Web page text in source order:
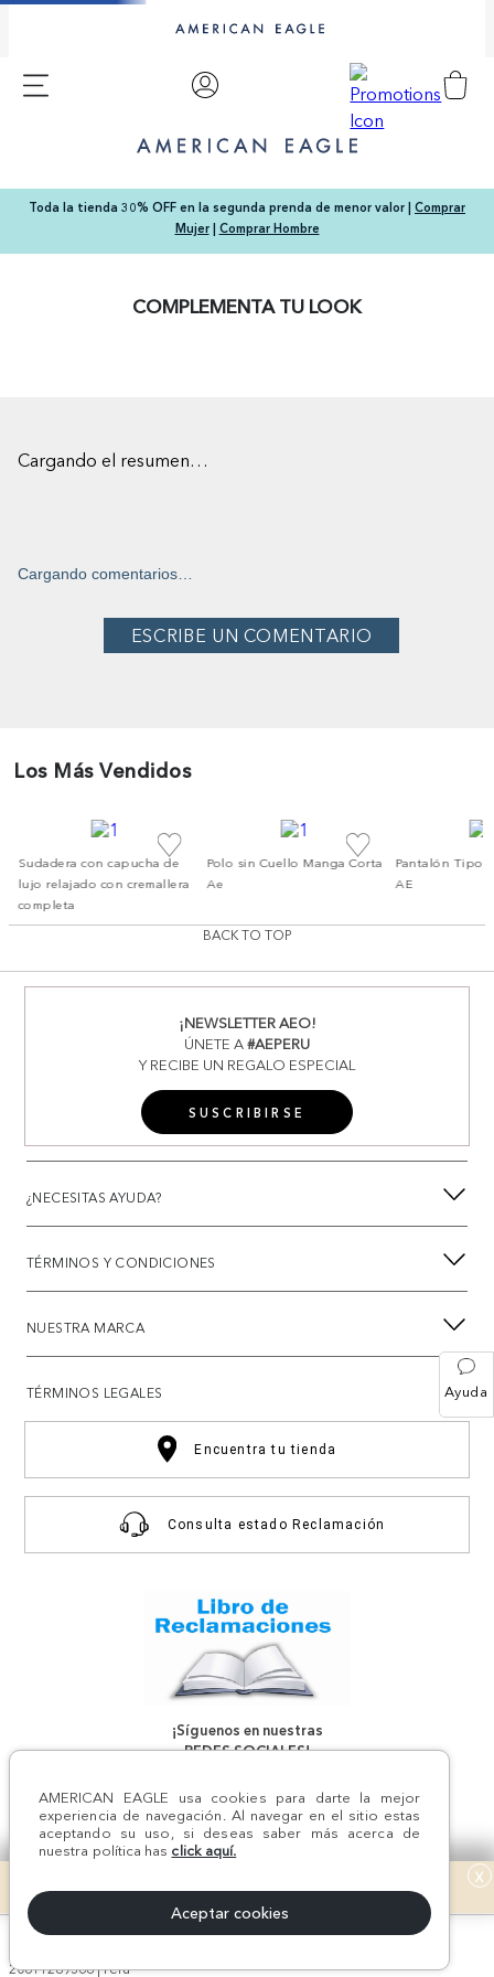
AMERICAN EAGLE usa cookies para darte la mejor
experiencia de navegación. Al navegar en el sitio estas
aceptando su uso, si deseas saber más acerca de
nuestra política has click aquí.
Aceptar cookies
Toda la tienda 30% OFF en la segunda prenda de menor valor | Comprar
Mujer| Comprar Hombre
x
Ayuda
COMPLEMENTA TU LOOK
Cargando el resumen…
Cargando comentarios…
Los Más Vendidos
Sudadera con capucha de
lujo relajado con cremallera
completa
Polo sin Cuello Manga Corta
Ae
Pantalón Tipo
AE
BACK TO TOP
¡NEWSLETTER AEO!
ÚNETE A#AEPERU
Y RECIBE UN REGALO ESPECIAL
SUSCRIBIRSE
¿NECESITAS AYUDA?
TÉRMINOS Y CONDICIONES
NUESTRA MARCA
TÉRMINOS LEGALES
Encuentra tu tienda
Consulta estado Reclamación
¡Síguenos en nuestras
REDES SOCIALES!
20611289368 | Perú